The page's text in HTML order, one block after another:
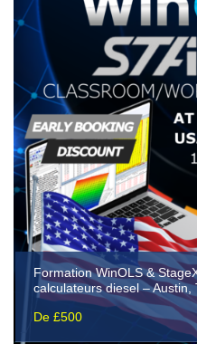
Formation WinOLS &
calculateurs diesel – Austin,
De £500